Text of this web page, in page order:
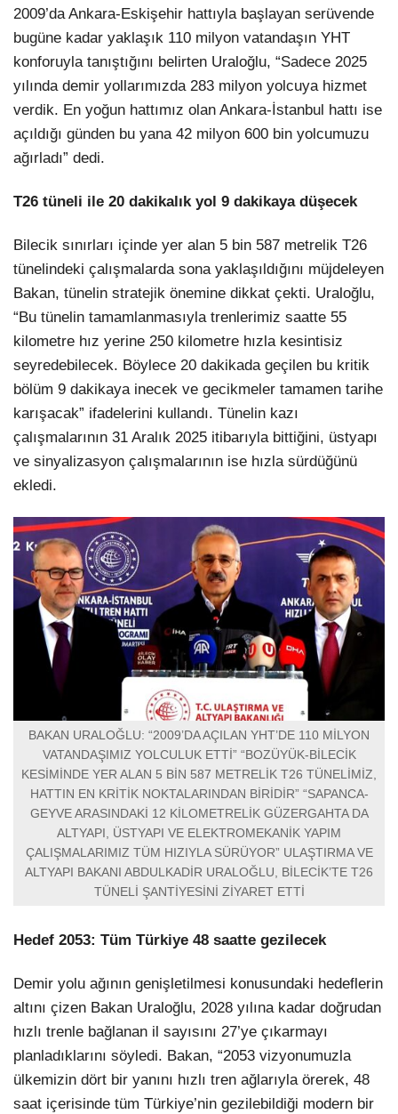
2009’da Ankara-Eskişehir hattıyla başlayan serüvende
bugüne kadar yaklaşık 110 milyon vatandaşın YHT
konforuyla tanıştığını belirten Uraloğlu, “Sadece 2025
yılında demir yollarımızda 283 milyon yolcuya hizmet
verdik. En yoğun hattımız olan Ankara-İstanbul hattı ise
açıldığı günden bu yana 42 milyon 600 bin yolcumuzu
ağırladı” dedi.
T26 tüneli ile 20 dakikalık yol 9 dakikaya düşecek
Bilecik sınırları içinde yer alan 5 bin 587 metrelik T26
tünelindeki çalışmalarda sona yaklaşıldığını müjdeleyen
Bakan, tünelin stratejik önemine dikkat çekti. Uraloğlu,
“Bu tünelin tamamlanmasıyla trenlerimiz saatte 55
kilometre hız yerine 250 kilometre hızla kesintisiz
seyredebilecek. Böylece 20 dakikada geçilen bu kritik
bölüm 9 dakikaya inecek ve gecikmeler tamamen tarihe
karışacak” ifadelerini kullandı. Tünelin kazı
çalışmalarının 31 Aralık 2025 itibarıyla bittiğini, üstyapı
ve sinyalizasyon çalışmalarının ise hızla sürdüğünü
ekledi.
BAKAN URALOĞLU: “2009’DA AÇILAN YHT’DE 110 MİLYON
VATANDAŞIMIZ YOLCULUK ETTİ” “BOZÜYÜK-BİLECİK
KESİMİNDE YER ALAN 5 BİN 587 METRELİK T26 TÜNELİMİZ,
HATTIN EN KRİTİK NOKTALARINDAN BİRİDİR” “SAPANCA-
GEYVE ARASINDAKİ 12 KİLOMETRELİK GÜZERGAHTA DA
ALTYAPI, ÜSTYAPI VE ELEKTROMEKANİK YAPIM
ÇALIŞMALARIMIZ TÜM HIZIYLA SÜRÜYOR” ULAŞTIRMA VE
ALTYAPI BAKANI ABDULKADİR URALOĞLU, BİLECİK’TE T26
TÜNELİ ŞANTİYESİNİ ZİYARET ETTİ
Hedef 2053: Tüm Türkiye 48 saatte gezilecek
Demir yolu ağının genişletilmesi konusundaki hedeflerin
altını çizen Bakan Uraloğlu, 2028 yılına kadar doğrudan
hızlı trenle bağlanan il sayısını 27’ye çıkarmayı
planladıklarını söyledi. Bakan, “2053 vizyonumuzla
ülkemizin dört bir yanını hızlı tren ağlarıyla örerek, 48
saat içerisinde tüm Türkiye’nin gezilebildiği modern bir